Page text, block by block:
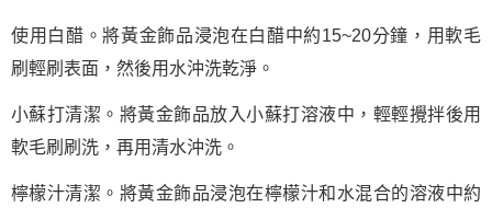
使用白醋。將黃金飾品浸泡在白醋中約15~20分鐘，用軟毛
刷輕刷表面，然後用水沖洗乾淨。
小蘇打清潔。將黃金飾品放入小蘇打溶液中，輕輕攪拌後用
軟毛刷刷洗，再用清水沖洗。
檸檬汁清潔。將黃金飾品浸泡在檸檬汁和水混合的溶液中約